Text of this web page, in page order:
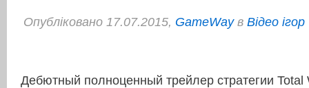
Опубліковано 17.07.2015, GameWayв Відео ігор
Дебютный полноценный трейлер стратегии Total